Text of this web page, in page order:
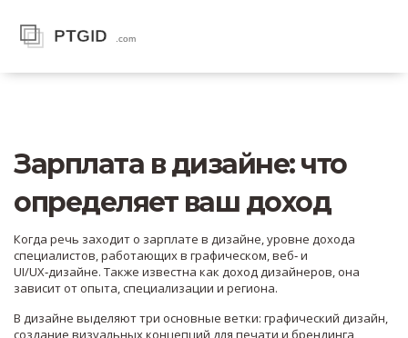
Зарплата в дизайне: что
определяет ваш доход
Когда речь заходит о зарплате в дизайне,уровне дохода
специалистов, работающих в графическом, веб‑ и
UI/UX‑дизайне. Также известна как доход дизайнеров, она
зависит от опыта, специализации и региона.
В дизайне выделяют три основные ветки: графический дизайн,
создание визуальных концепций для печати и брендинга,